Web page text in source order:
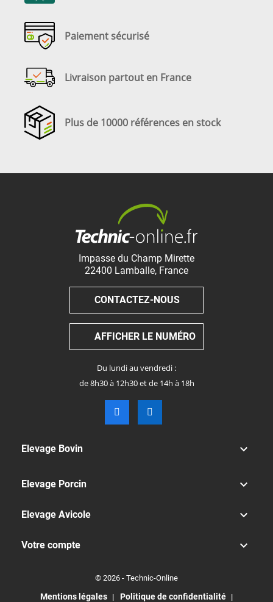
Paiement sécurisé
Livraison partout en France
Plus de 10000 références en stock
Impasse du Champ Mirette
22400 Lamballe, France
CONTACTEZ-NOUS
AFFICHER LE NUMÉRO
Du lundi au vendredi :
de 8h30 à 12h30 et de 14h à 18h
Elevage Bovin 
Elevage Porcin 
Elevage Avicole 
Votre compte 
© 2026 - Technic-Online
Mentions légales Politique de confidentialité